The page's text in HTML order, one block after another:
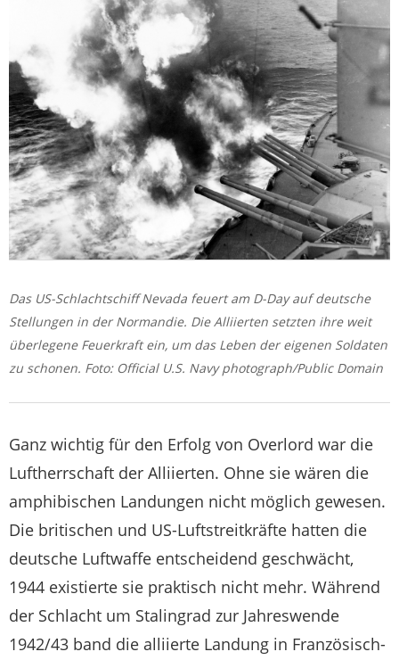
Das US-Schlachtschiff Nevada feuert am D-Day auf deutsche
Stellungen in der Normandie. Die Alliierten setzten ihre weit
überlegene Feuerkraft ein, um das Leben der eigenen Soldaten
zu schonen. Foto: Official U.S. Navy photograph/Public Domain
Ganz wichtig für den Erfolg von Overlord war die
Luftherrschaft der Alliierten. Ohne sie wären die
amphibischen Landungen nicht möglich gewesen.
Die britischen und US-Luftstreitkräfte hatten die
deutsche Luftwaffe entscheidend geschwächt,
1944 existierte sie praktisch nicht mehr. Während
der Schlacht um Stalingrad zur Jahreswende
1942/43 band die alliierte Landung in Französisch-